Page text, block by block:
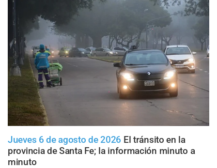
Jueves 6 de agosto de 2026 El tránsito en la
provincia de Santa Fe; la información minuto a
minuto